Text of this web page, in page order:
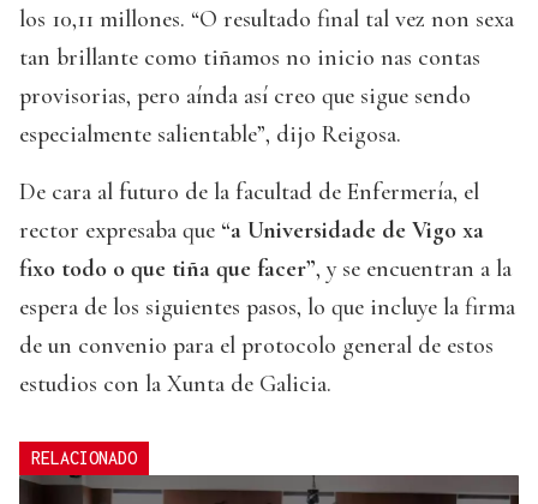
los 10,11 millones. “O resultado final tal vez non sexa
tan brillante como tiñamos no inicio nas contas
provisorias, pero aínda así creo que sigue sendo
especialmente salientable”, dijo Reigosa.
De cara al futuro de la facultad de Enfermería, el
rector expresaba que “a Universidade de Vigo xa
fixo todo o que tiña que facer”, y se encuentran a la
espera de los siguientes pasos, lo que incluye la firma
de un convenio para el protocolo general de estos
estudios con la Xunta de Galicia.
RELACIONADO